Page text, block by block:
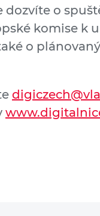
dozvíte o
komise k
o